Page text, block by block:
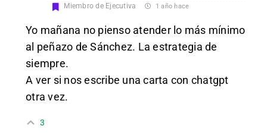
Miembro de Ejecutiva 1 año hace
Yo mañana no pienso atender lo más mínimo
al peñazo de Sánchez. La estrategia de
siempre.
A ver si nos escribe una carta con chatgpt
otra vez.
3